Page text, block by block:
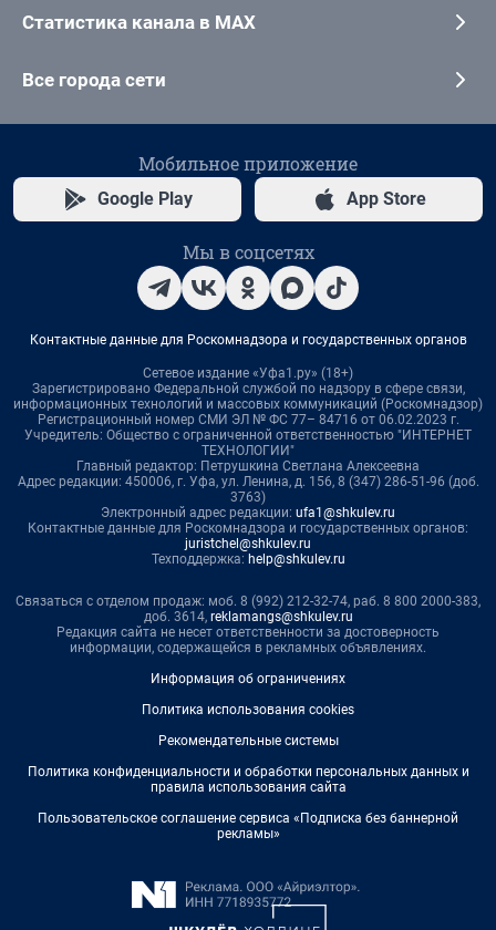
Статистика канала в MAX
Все города сети
Мобильное приложение
Google Play App Store
Мы в соцсетях
Контактные данные для Роскомнадзора и государственных органов
Сетевое издание «Уфа1.ру» (18+)
Зарегистрировано Федеральной службой по надзору в сфере связи,
информационных технологий и массовых коммуникаций (Роскомнадзор)
Регистрационный номер СМИ ЭЛ № ФС 77– 84716 от 06.02.2023 г.
Учредитель: Общество с ограниченной ответственностью "ИНТЕРНЕТ
ТЕХНОЛОГИИ"
Главный редактор: Петрушкина Светлана Алексеевна
Адрес редакции: 450006, г. Уфа, ул. Ленина, д. 156, 8 (347) 286-51-96 (доб.
3763)
Электронный адрес редакции: ufa1@shkulev.ru
Контактные данные для Роскомнадзора и государственных органов:
juristchel@shkulev.ru
Техподдержка: help@shkulev.ru
Связаться с отделом продаж: моб. 8 (992) 212-32-74, раб. 8 800 2000-383,
доб. 3614, reklamangs@shkulev.ru
Редакция сайта не несет ответственности за достоверность
информации, содержащейся в рекламных объявлениях.
Информация об ограничениях
Политика использования cookies
Рекомендательные системы
Политика конфиденциальности и обработки персональных данных и
правила использования сайта
Пользовательское соглашение сервиса «Подписка без баннерной
рекламы»